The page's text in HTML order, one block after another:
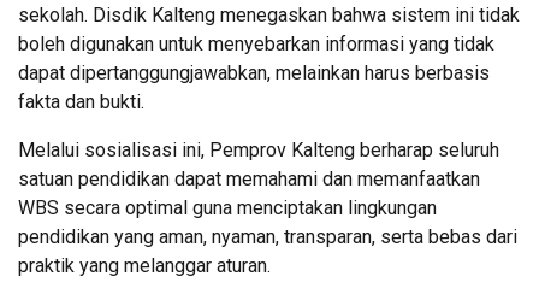
sekolah. Disdik Kalteng menegaskan bahwa sistem ini tidak
boleh digunakan untuk menyebarkan informasi yang tidak
dapat dipertanggungjawabkan, melainkan harus berbasis
fakta dan bukti.
Melalui sosialisasi ini, Pemprov Kalteng berharap seluruh
satuan pendidikan dapat memahami dan memanfaatkan
WBS secara optimal guna menciptakan lingkungan
pendidikan yang aman, nyaman, transparan, serta bebas dari
praktik yang melanggar aturan.